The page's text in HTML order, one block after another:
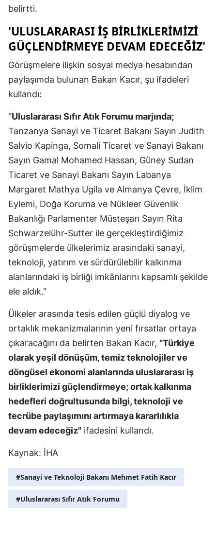
Giresun
Hakkari
Mersin
İstanbul
Kars
Kastamonu
Kayseri
Kırklareli
Kırşehir
Konya
Kütahya
Malatya
Manisa
Mardin
belirtti.
'ULUSLARARASI IŞ BIRLIKLERIMIZI
GÜÇLENDIRMEYE DEVAM EDECEĞIZ'
Görüşmelere ilişkin sosyal medya hesabından
paylaşımda bulunan Bakan Kacır, şu ifadeleri
kullandı:
“Uluslararası Sıfır Atık Forumu marjında;
Tanzanya Sanayi ve Ticaret Bakanı Sayın Judith
Salvio Kapinga, Somali Ticaret ve Sanayi Bakanı
Sayın Gamal Mohamed Hassan, Güney Sudan
Ticaret ve Sanayi Bakanı Sayın Labanya
Margaret Mathya Ugila ve Almanya Çevre, İklim
Eylemi, Doğa Koruma ve Nükleer Güvenlik
Bakanlığı Parlamenter Müsteşarı Sayın Rita
Schwarzelühr-Sutter ile gerçekleştirdiğimiz
görüşmelerde ülkelerimiz arasındaki sanayi,
teknoloji, yatırım ve sürdürülebilir kalkınma
alanlarındaki iş birliği imkânlarını kapsamlı şekilde
ele aldık.”
Ülkeler arasında tesis edilen güçlü diyalog ve
ortaklık mekanizmalarının yeni fırsatlar ortaya
çıkaracağını da belirten Bakan Kacır, "Türkiye
olarak yeşil dönüşüm, temiz teknolojiler ve
döngüsel ekonomi alanlarında uluslararası iş
birliklerimizi güçlendirmeye; ortak kalkınma
hedefleri doğrultusunda bilgi, teknoloji ve
tecrübe paylaşımını artırmaya kararlılıkla
devam edeceğiz" ifadesini kullandı.
Kaynak: İHA
#Sanayi ve Teknoloji Bakanı Mehmet Fatih Kacır
#Uluslararası Sıfır Atık Forumu